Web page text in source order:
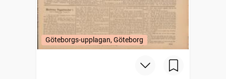
Göteborgs-upplagan, Göteborg